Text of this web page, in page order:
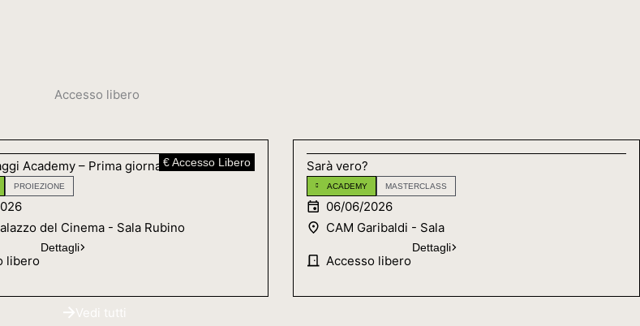
Accesso libero
Academy – Prima giornata€ Accesso Libero
PROIEZIONE
del Cinema - Sala Rubino
libero
Dettagli
Sarà vero?
ACADEMY MASTERCLASS
06/06/2026
CAM Garibaldi - Sala
Accesso libero
Dettagli
Vedi tutti